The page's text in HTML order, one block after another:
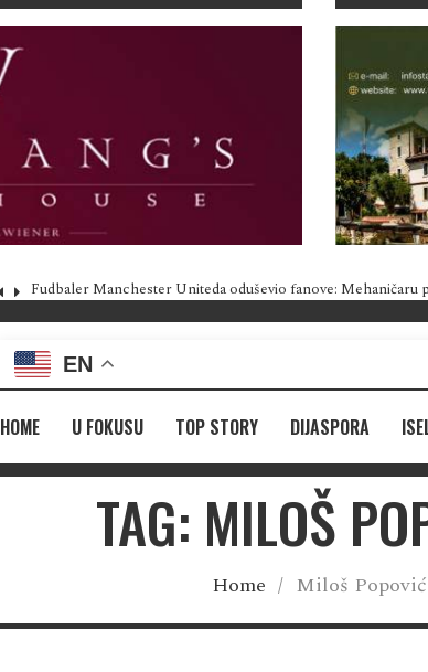
Fudbaler Manchester Uniteda oduševio fanove:
EN
HOME U FOKUSU TOP STORY DIJASPORA
TAG: MILOŠ
Home / Miloš Popović